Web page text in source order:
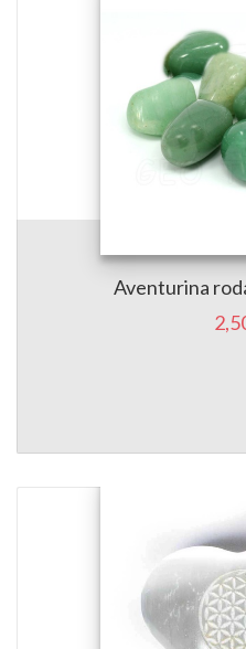
Aventurina